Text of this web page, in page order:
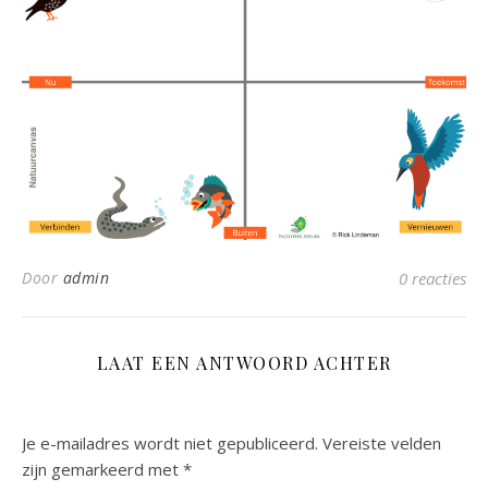
Door admin 0 reacties
LAAT EEN ANTWOORD ACHTER
Je e-mailadres wordt niet gepubliceerd. Vereiste velden
zijn gemarkeerd met *